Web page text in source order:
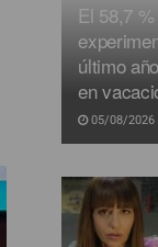
El 58,7
último
en
05/08/2026